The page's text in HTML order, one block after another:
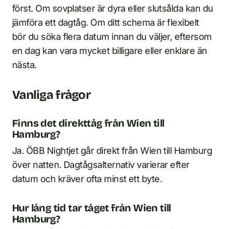
först. Om sovplatser är dyra eller slutsålda kan du
jämföra ett dagtåg. Om ditt schema är flexibelt
bör du söka flera datum innan du väljer, eftersom
en dag kan vara mycket billigare eller enklare än
nästa.
Vanliga frågor
Finns det direkttåg från Wien till
Hamburg?
Ja. ÖBB Nightjet går direkt från Wien till Hamburg
över natten. Dagtågsalternativ varierar efter
datum och kräver ofta minst ett byte.
Hur lång tid tar tåget från Wien till
Hamburg?